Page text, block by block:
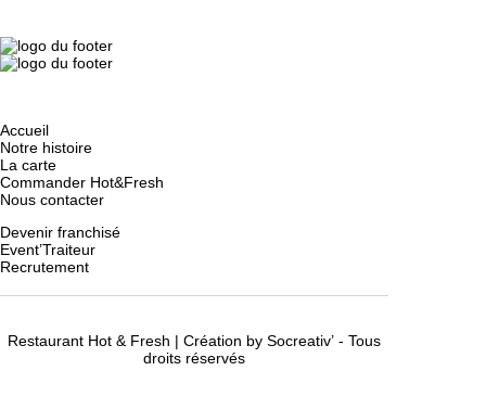
Accueil
Notre histoire
La carte
Commander Hot&Fresh
Nous contacter
Devenir franchisé
Event’Traiteur
Recrutement
Restaurant Hot & Fresh | Création by Socreativ’ - Tous
droits réservés